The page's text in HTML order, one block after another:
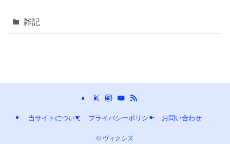
雑記
当サイトについて プライバシーポリシー お問い合わせ
© ヴィクシズ